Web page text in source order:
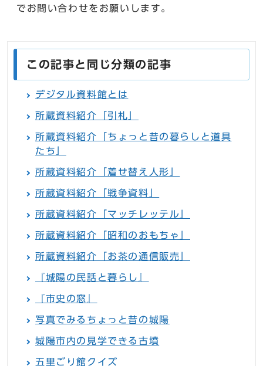
でお問い合わせをお願いします。
この記事と同じ分類の記事
デジタル資料館とは
所蔵資料紹介「引札」
所蔵資料紹介「ちょっと昔の暮らしと道具
たち」
所蔵資料紹介「着せ替え人形」
所蔵資料紹介「戦争資料」
所蔵資料紹介「マッチレッテル」
所蔵資料紹介「昭和のおもちゃ」
所蔵資料紹介「お茶の通信販売」
『城陽の民話と暮らし』
『市史の窓』
写真でみるちょっと昔の城陽
城陽市内の見学できる古墳
五里ごり館クイズ